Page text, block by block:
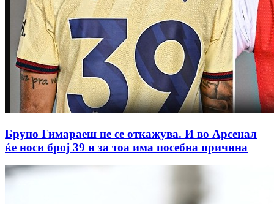
Бруно Гимараеш не се откажува. И во Арсенал
ќе носи број 39 и за тоа има посебна причина